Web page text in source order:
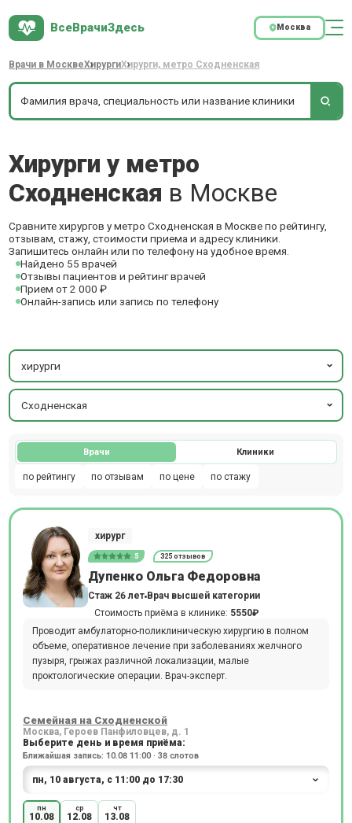
ВсеВрачиЗдесь Москва
Врачи в МосквеХирургиХирурги, метро Сходненская
Хирурги у метро
Сходненская в Москве
Сравните хирургов у метро Сходненская в Москве по рейтингу,
отзывам, стажу, стоимости приема и адресу клиники.
Запишитесь онлайн или по телефону на удобное время.
Найдено 55 врачей
Отзывы пациентов и рейтинг врачей
Прием от 2 000 ₽
Онлайн-запись или запись по телефону
хирурги
Сходненская
Врачи Клиники
по рейтингу по отзывам по цене по стажу
хирург
5 325 отзывов
Дупенко Ольга Федоровна
Стаж 26 лет Врач высшей категории
Стоимость приёма в клинике: 5550₽
Проводит амбулаторно-поликлиническую хирургию в полном
объеме, оперативное лечение при заболеваниях желчного
пузыря, грыжах различной локализации, малые
проктологические операции. Врач-эксперт.
Семейная на Сходненской
Москва, Героев Панфиловцев, д. 1
Выберите день и время приёма:
Ближайшая запись: 10.08 11:00 · 38 слотов
пн
10.08
ср
12.08
чт
13.08